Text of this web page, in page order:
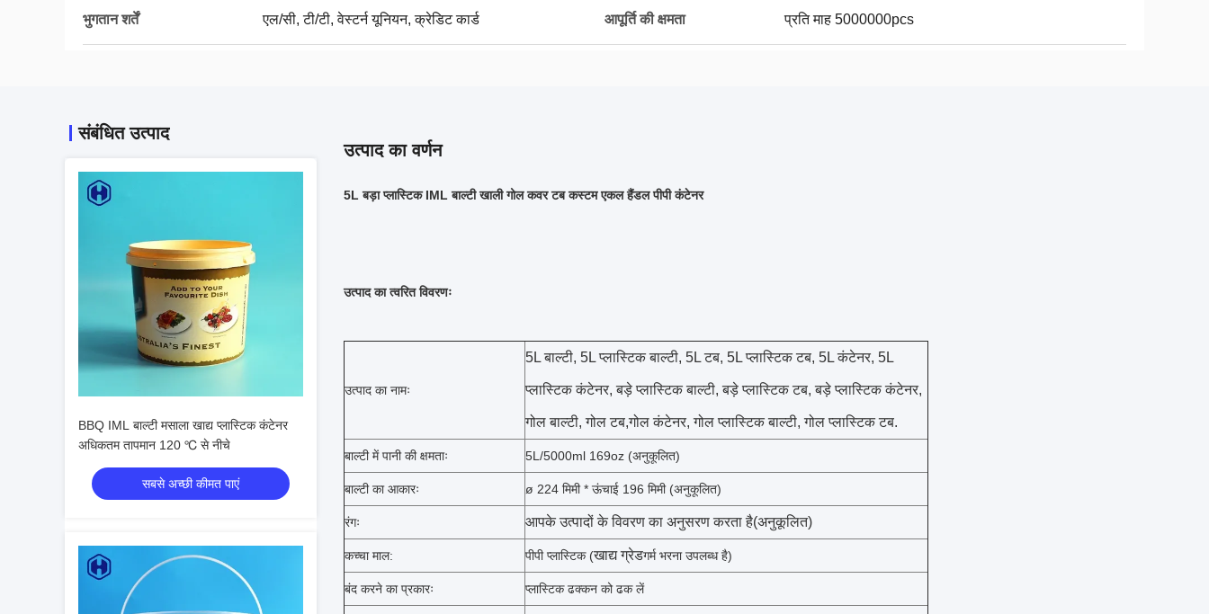
भुगतान शर्तें एल/सी, टी/टी, वेस्टर्न यूनियन, क्रेडिट कार्ड आपूर्ति की क्षमता प्रति माह 5000000pcs
संबंधित उत्पाद
BBQ IML बाल्टी मसाला खाद्य प्लास्टिक कंटेनर
अधिकतम तापमान 120 ℃ से नीचे
सबसे अच्छी कीमत पाएं
उत्पाद का वर्णन
5L बड़ा प्लास्टिक IML बाल्टी खाली गोल कवर टब कस्टम एकल हैंडल पीपी कंटेनर
उत्पाद का त्वरित विवरणः
उत्पाद का नामः
5L बाल्टी, 5L प्लास्टिक बाल्टी, 5L टब, 5L प्लास्टिक टब, 5L कंटेनर, 5L
प्लास्टिक कंटेनर, बड़े प्लास्टिक बाल्टी, बड़े प्लास्टिक टब, बड़े प्लास्टिक कंटेनर,
गोल बाल्टी, गोल टब,गोल कंटेनर, गोल प्लास्टिक बाल्टी, गोल प्लास्टिक टब.
बाल्टी में पानी की क्षमताः 5L/5000ml 169oz (अनुकूलित)
बाल्टी का आकारः ø 224 मिमी * ऊंचाई 196 मिमी (अनुकूलित)
रंगः आपके उत्पादों के विवरण का अनुसरण करता है(अनुकूलित)
कच्चा माल: पीपी प्लास्टिक (खाद्य ग्रेडगर्म भरना उपलब्ध है)
बंद करने का प्रकारः प्लास्टिक ढक्कन को ढक लें